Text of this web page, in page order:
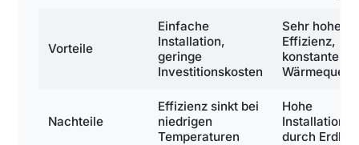
Vorteile
Einfache
Installation,
geringe
Investitionskosten
Sehr hohe
Effizienz,
konstante
Wärmequelle
Nachteile
Effizienz sinkt bei
niedrigen
Temperaturen
Hohe
durch